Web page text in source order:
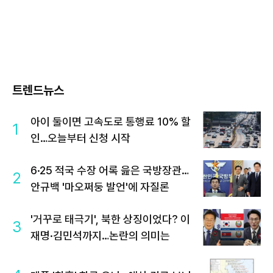
트렌드뉴스
1
아이 둘이면 고속도로 통행료 10% 할
인…오늘부터 신청 시작
2
6·25 적국 수장 어록 읊은 국방장관…
안규백 '마오쩌둥 발언'에 자질론
3
'거꾸로 태극기', 북한 상징이었다? 이
재명·김민석까지…논란의 의미는